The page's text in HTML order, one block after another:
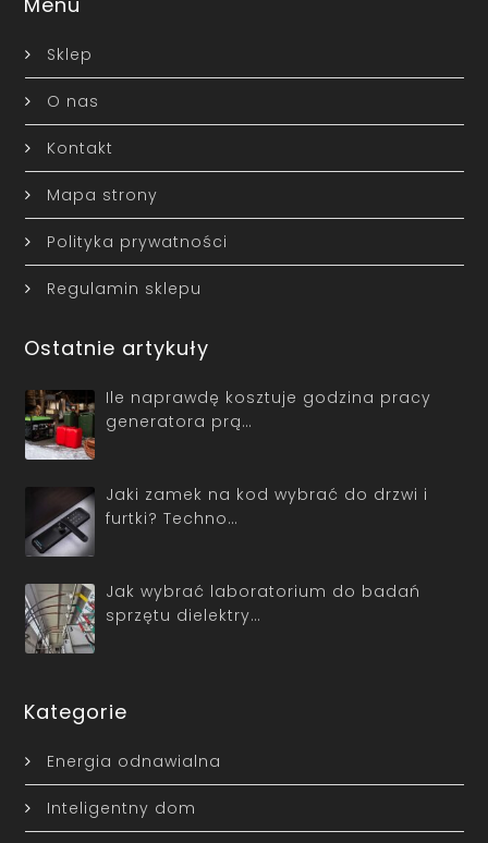
Sklep
O nas
Kontakt
Mapa strony
Polityka prywatności
Regulamin sklepu
Ostatnie artykuły
Ile naprawdę kosztuje godzina pracy
generatora prą…
Jaki zamek na kod wybrać do drzwi i
furtki? Techno…
Jak wybrać laboratorium do badań
sprzętu dielektry…
Kategorie
Energia odnawialna
Inteligentny dom